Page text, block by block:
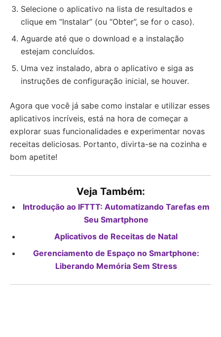
Selecione o aplicativo na lista de resultados e
clique em “Instalar” (ou “Obter”, se for o caso).
Aguarde até que o download e a instalação
estejam concluídos.
Uma vez instalado, abra o aplicativo e siga as
instruções de configuração inicial, se houver.
Agora que você já sabe como instalar e utilizar esses
aplicativos incríveis, está na hora de começar a
explorar suas funcionalidades e experimentar novas
receitas deliciosas. Portanto, divirta-se na cozinha e
bom apetite!
Veja Também:
Introdução ao IFTTT: Automatizando Tarefas em
Seu Smartphone
Aplicativos de Receitas de Natal
Gerenciamento de Espaço no Smartphone:
Liberando Memória Sem Stress